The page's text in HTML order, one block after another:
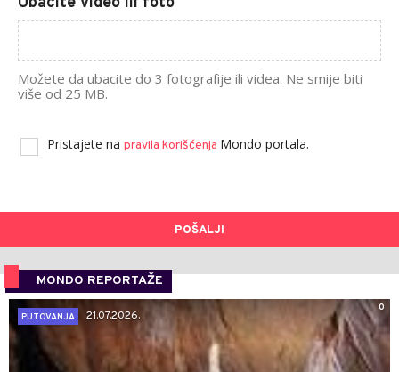
Možete da ubacite do 3 fotografije ili videa. Ne smije biti
više od 25 MB.
Pristajete na pravila korišćenja Mondo portala.
POŠALJI
MONDO REPORTAŽE
0
PUTOVANJA
21.07.2026.